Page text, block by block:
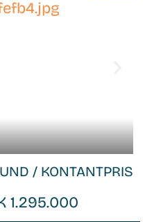
/ KONTANTPRIS
1.295.000